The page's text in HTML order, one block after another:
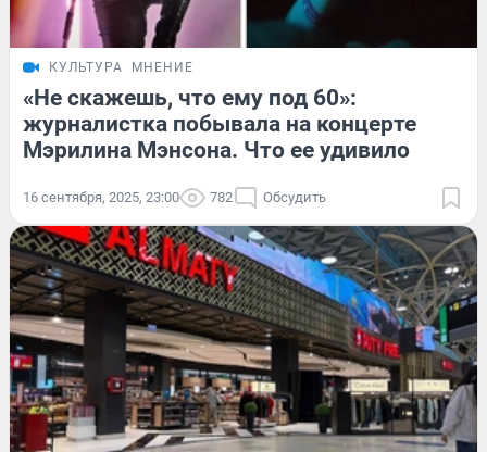
КУЛЬТУРА МНЕНИЕ
«Не скажешь, что ему под 60»:
журналистка побывала на концерте
Мэрилина Мэнсона. Что ее удивило
16 сентября, 2025, 23:00 782 Обсудить